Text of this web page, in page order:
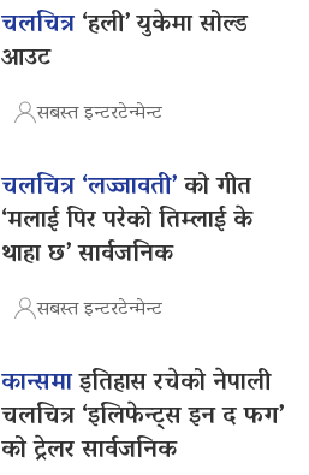
चलचित्र‘हली’ युकेमा सोल्ड
आउट
सबस्त इन्टरटेन्मेन्ट
चलचित्र ‘लज्जावती’को गीत
‘मलाई पिर परेको तिम्लाई के
थाहा छ’ सार्वजनिक
सबस्त इन्टरटेन्मेन्ट
कान्समाइतिहास रचेको नेपाली
चलचित्र ‘इलिफेन्ट्स इन द फग’
को ट्रेलर सार्वजनिक